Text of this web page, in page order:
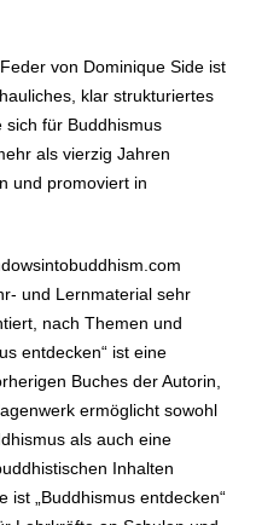
von Dominique Side ist
klar strukturiertes
sich für Buddhismus
als vierzig Jahren
und promoviert in
und Lernmaterial sehr
nach Themen und
entdecken“ ist eine
Buches der Autorin,
ermöglicht sowohl
als auch eine
Inhalten
ist „Buddhismus entdecken“